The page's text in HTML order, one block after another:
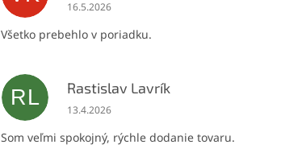
16.5.2026
Všetko prebehlo v poriadku.
RL Rastislav Lavrík
Hodnotenie obchodu je 5 z 5 hviezdičiek.
13.4.2026
Som veľmi spokojný, rýchle dodanie tovaru.